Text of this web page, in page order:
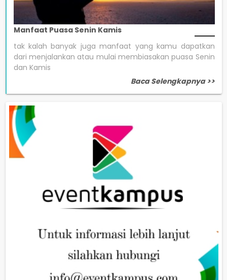
Manfaat Puasa Senin Kamis
tak kalah banyak juga manfaat yang kamu dapatkan
dari menjalankan atau mulai membiasakan puasa Senin
dan Kamis
Baca Selengkapnya >>